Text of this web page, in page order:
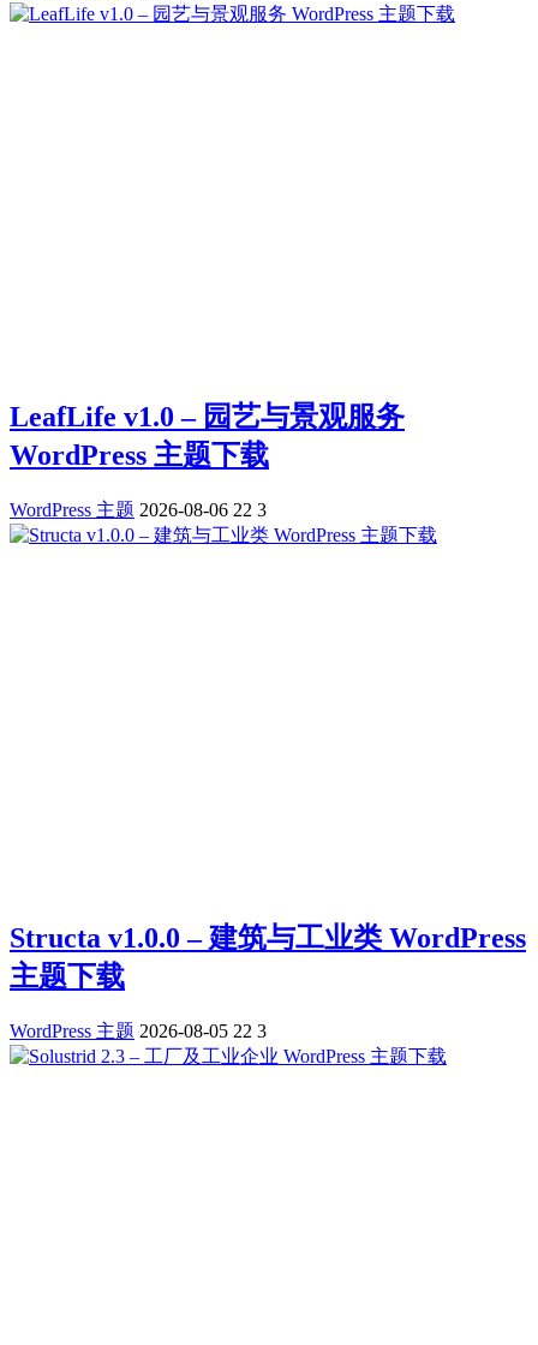
LeafLife v1.0 – 园艺与景观服务
WordPress 主题下载
WordPress 主题 2026-08-06 22 3
Structa v1.0.0 – 建筑与工业类 WordPress
主题下载
WordPress 主题 2026-08-05 22 3